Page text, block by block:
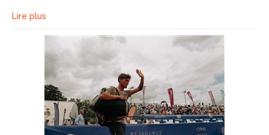
Lire plus